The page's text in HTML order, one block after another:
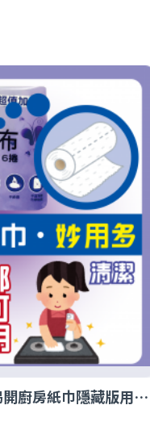
廚房紙巾只能擦拭用？揭開廚房紙巾隱藏版用法！